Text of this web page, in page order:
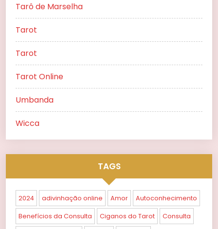
Tarô de Marselha
Tarot
Tarot
Tarot Online
Umbanda
Wicca
TAGS
2024 adivinhação online Amor Autoconhecimento
Benefícios da Consulta Ciganos do Tarot Consulta